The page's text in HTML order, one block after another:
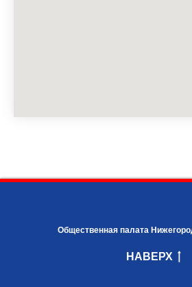
Общественная палата
НАВЕРХ